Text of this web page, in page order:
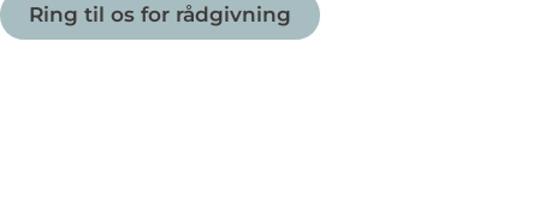
Ring til os for rådgivning